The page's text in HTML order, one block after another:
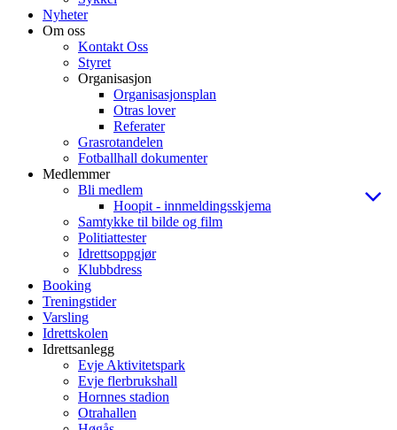
Nyheter
Om oss
Kontakt Oss
Styret
Organisasjon
Organisasjonsplan
Otras lover
Referater
Grasrotandelen
Fotballhall dokumenter
Medlemmer
Bli medlem
Hoopit - innmeldingsskjema
Samtykke til bilde og film
Politiattester
Idrettsoppgjør
Klubbdress
Booking
Treningstider
Varsling
Idrettskolen
Idrettsanlegg
Evje Aktivitetspark
Evje flerbrukshall
Hornnes stadion
Otrahallen